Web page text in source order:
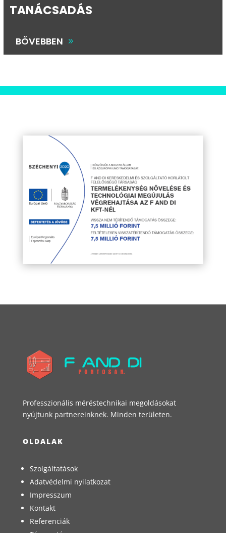
TANÁCSADÁS
BŐVEBBEN
Professzionális méréstechnikai megoldásokat
nyújtunk partnereinknek. Minden területen.
OLDALAK
Szolgáltatások
Adatvédelmi nyilatkozat
Impresszum
Kontakt
Referenciák